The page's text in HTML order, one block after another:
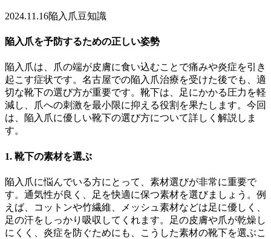
2024.11.16陥入爪豆知識
陥入爪を予防するための正しい姿勢
陥入爪は、爪の端が皮膚に食い込むことで痛みや炎症を引き
起こす症状です。名古屋での陥入爪治療を受けた後でも、適
切な靴下の選び方が重要です。靴下は、足にかかる圧力を軽
減し、爪への刺激を最小限に抑える役割を果たします。今回
は、陥入爪に優しい靴下の選び方について詳しく解説しま
す。
1. 靴下の素材を選ぶ
陥入爪に悩んでいる方にとって、素材選びが非常に重要で
す。通気性が良く、足を快適に保つ素材を選びましょう。例
えば、コットンや竹繊維、メッシュ素材などは足に優しく、
足の汗をしっかり吸収してくれます。足の皮膚や爪が乾燥し
にくく、炎症を防ぐためにも、こうした素材の靴下を選ぶこ